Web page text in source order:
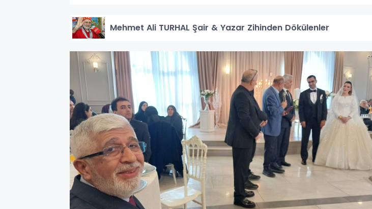
Mehmet Ali TURHAL Şair & Yazar Zihinden Dökülenler